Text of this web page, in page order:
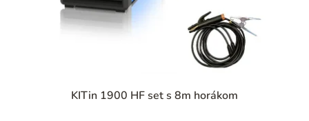
KITin 1900 HF set s 8m horákom
hodnotenie